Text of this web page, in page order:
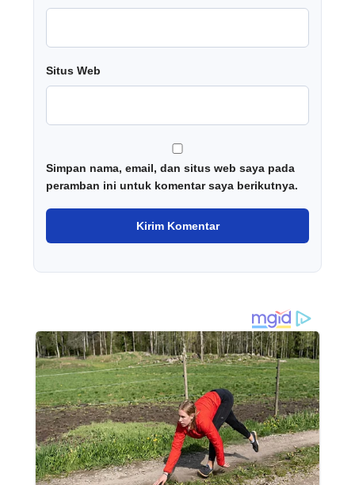
Situs Web
Simpan nama, email, dan situs web saya pada
peramban ini untuk komentar saya berikutnya.